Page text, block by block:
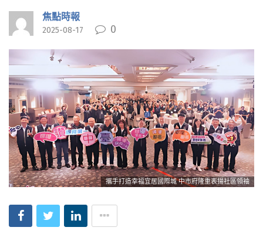
焦點時報
2025-08-17 0
攜手打造幸福宜居國際城 中市府隆重表揚社區領袖